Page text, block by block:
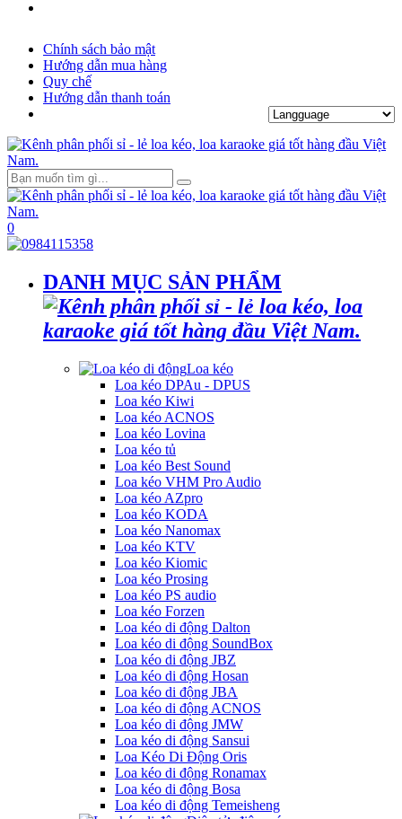
Chính sách bảo mật
Hướng dẫn mua hàng
Quy chế
Hướng dẫn thanh toán
0
DANH MỤC SẢN PHẨM
Loa kéo
Loa kéo DPAu - DPUS
Loa kéo Kiwi
Loa kéo ACNOS
Loa kéo Lovina
Loa kéo tủ
Loa kéo Best Sound
Loa kéo VHM Pro Audio
Loa kéo AZpro
Loa kéo KODA
Loa kéo Nanomax
Loa kéo KTV
Loa kéo Kiomic
Loa kéo Prosing
Loa kéo PS audio
Loa kéo Forzen
Loa kéo di động Dalton
Loa kéo di động SoundBox
Loa kéo di động JBZ
Loa kéo di động Hosan
Loa kéo di động JBA
Loa kéo di động ACNOS
Loa kéo di động JMW
Loa kéo di động Sansui
Loa Kéo Di Động Oris
Loa kéo di động Ronamax
Loa kéo di động Bosa
Loa kéo di động Temeisheng